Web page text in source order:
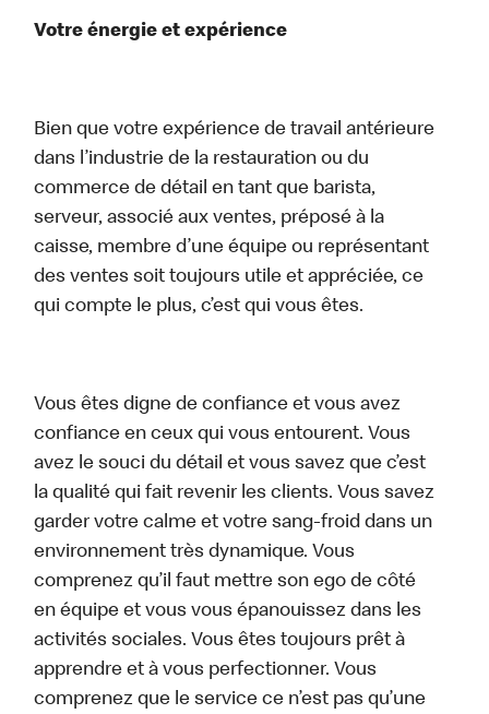
Votre énergie et expérience
Bien que votre expérience de travail antérieure
dans l’industrie de la restauration ou du
commerce de détail en tant que barista,
serveur, associé aux ventes, préposé à la
caisse, membre d’une équipe ou représentant
des ventes soit toujours utile et appréciée, ce
qui compte le plus, c’est qui vous êtes.
Vous êtes digne de confiance et vous avez
confiance en ceux qui vous entourent. Vous
avez le souci du détail et vous savez que c’est
la qualité qui fait revenir les clients. Vous savez
garder votre calme et votre sang-froid dans un
environnement très dynamique. Vous
comprenez qu’il faut mettre son ego de côté
en équipe et vous vous épanouissez dans les
activités sociales. Vous êtes toujours prêt à
apprendre et à vous perfectionner. Vous
comprenez que le service ce n’est pas qu’une